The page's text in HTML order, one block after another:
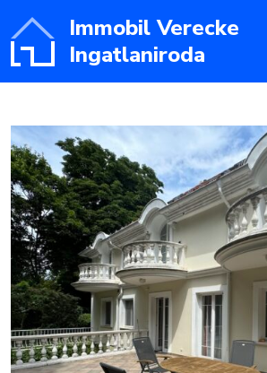
Immobil Verecke
Ingatlaniroda